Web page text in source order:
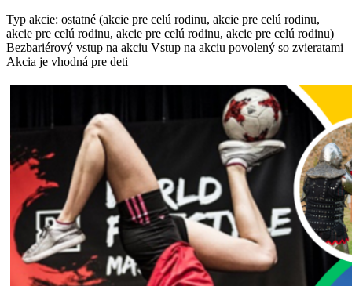
Typ akcie: ostatné (akcie pre celú rodinu, akcie pre celú rodinu,
akcie pre celú rodinu, akcie pre celú rodinu, akcie pre celú rodinu)
Bezbariérový vstup na akciu Vstup na akciu povolený so zvieratami
Akcia je vhodná pre deti